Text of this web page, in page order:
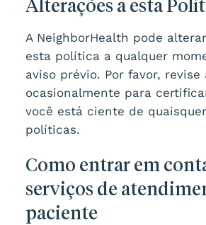
Alterações a esta
A NeighborHealth pode
esta política a qualquer
aviso prévio. Por favor,
ocasionalmente para
você está ciente de
políticas.
Como entrar em
serviços de
paciente